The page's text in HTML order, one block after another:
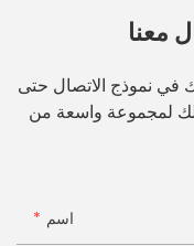
معنا
في نموذج الاتصال حتى
لمجموعة واسعة من
اسم